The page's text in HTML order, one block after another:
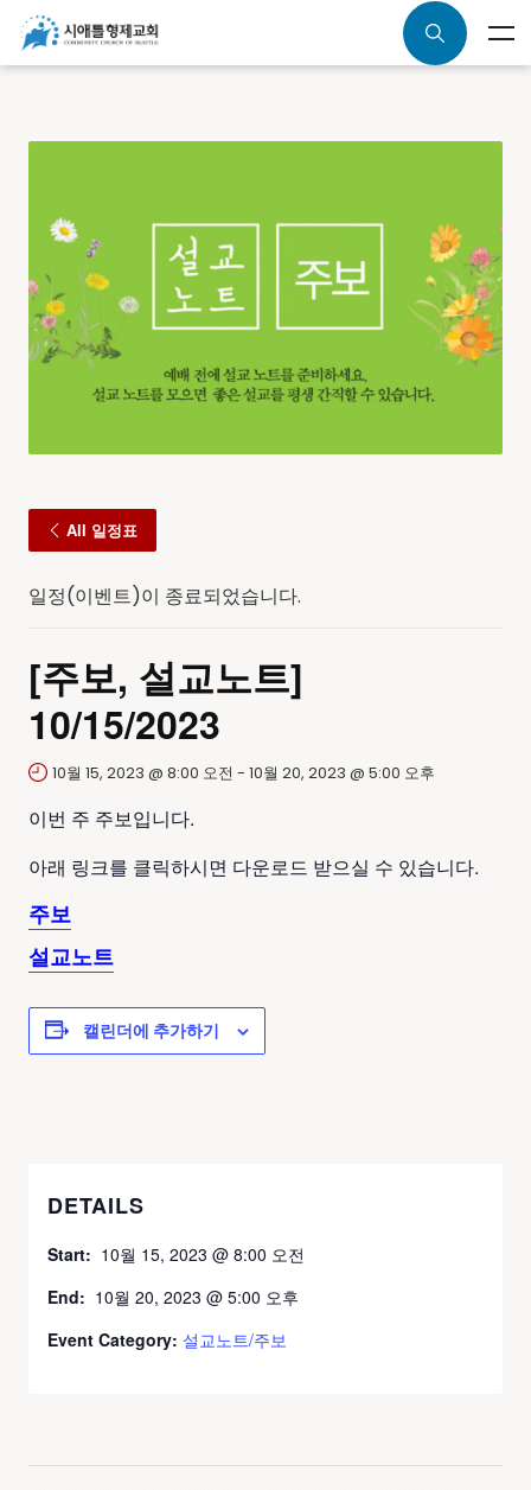
All 일정표
일정(이벤트)이 종료되었습니다.
[주보, 설교노트]
10/15/2023
10월 15, 2023 @ 8:00 오전 - 10월 20, 2023 @ 5:00 오후
이번 주 주보입니다.
아래 링크를 클릭하시면 다운로드 받으실 수 있습니다.
주보
설교노트
캘린더에 추가하기
DETAILS
Start: 10월 15, 2023 @ 8:00 오전
End: 10월 20, 2023 @ 5:00 오후
Event Category: 설교노트/주보